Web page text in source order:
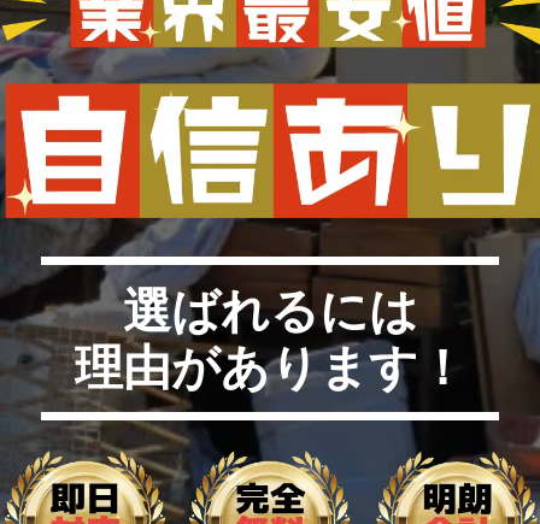
選ばれるには
理由があります！